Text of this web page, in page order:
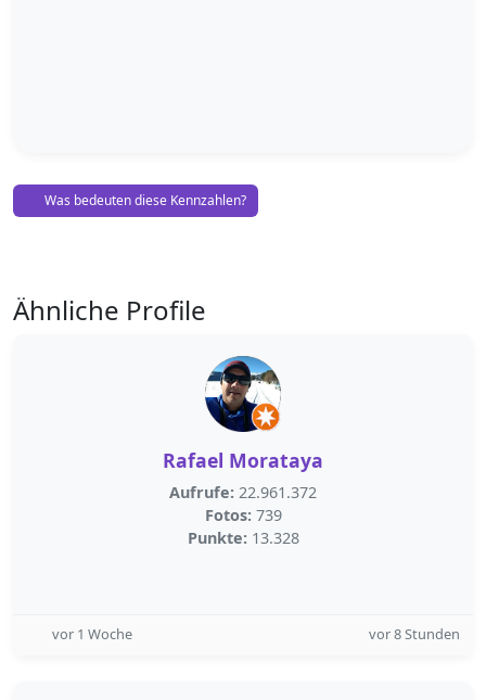
Was bedeuten diese Kennzahlen?
Ähnliche Profile
Rafael Morataya
Aufrufe: 22.961.372
Fotos: 739
Punkte: 13.328
vor 1 Woche vor 8 Stunden